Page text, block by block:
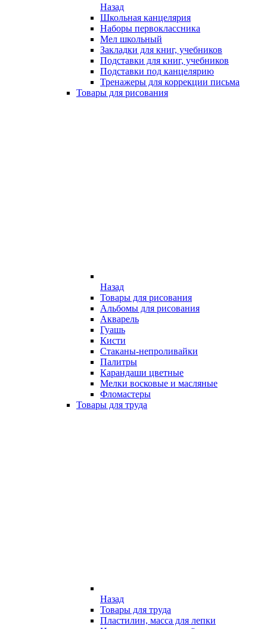
Назад
Школьная канцелярия
Наборы первоклассника
Мел школьный
Закладки для книг, учебников
Подставки для книг, учебников
Подставки под канцелярию
Тренажеры для коррекции письма
Товары для рисования
Назад
Товары для рисования
Альбомы для рисования
Акварель
Гуашь
Кисти
Стаканы-непроливайки
Палитры
Карандаши цветные
Мелки восковые и масляные
Фломастеры
Товары для труда
Назад
Товары для труда
Пластилин, масса для лепки